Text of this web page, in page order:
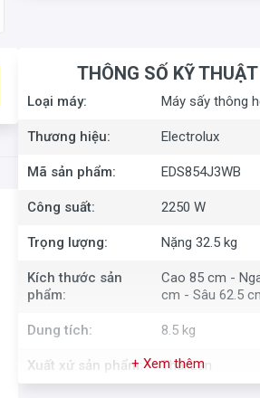
THÔNG SỐ KỸ THUẬT
Loại máy: Máy sấy thông
Thương hiệu: Electrolux
Mã sản phẩm: EDS854J3WB
Công suất: 2250 W
Trọng lượng: Nặng 32.5 kg
Kích thước sản
phẩm:
Cao 85 cm -
cm - Sâu 62.5
Dung tích: 8.5 kg
Xuất xứ sản phẩm: Thái Lan
+ Xem thêm